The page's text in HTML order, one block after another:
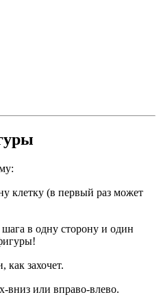
клетку (в первый раз может
в одну сторону и один
как захочет.
вниз или вправо-влево.